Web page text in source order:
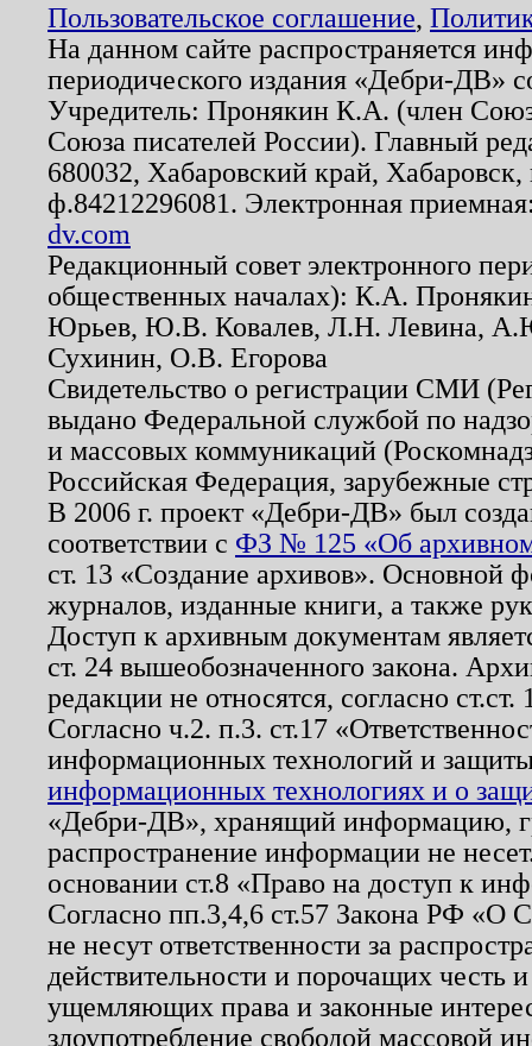
Пользовательское соглашение,
На данном сайте распространяется
периодического издания «Дебри-ДВ»
Учредитель: Пронякин К.А. (член
Союза писателей России). Главный
680032, Хабаровский край,
ф.84212296081. Электронная
dv.com
Редакционный совет электронного
общественных началах): К.А.
Юрьев, Ю.В. Ковалев, Л.Н. Левина,
Сухинин, О.В. Егорова
Свидетельство о регистрации СМИ
выдано Федеральной службой по
и массовых коммуникаций
Российская Федерация, зарубежные
В 2006 г. проект «Дебри-ДВ» был
соответствии с ФЗ № 125 «Об
ст. 13 «Создание архивов». Основной
журналов, изданные книги, а также
Доступ к архивным документам
ст. 24 вышеобозначенного закона.
редакции не относятся, согласно
Согласно ч.2. п.3. ст.17
информационных технологий и
информационных технологиях и о
«Дебри-ДВ», хранящий информацию,
распространение информации не
основании ст.8 «Право на доступ к
Согласно пп.3,4,6 ст.57 Закона РФ «О
не несут ответственности за
действительности и порочащих честь
ущемляющих права и законные
злоупотребление свободой массовой